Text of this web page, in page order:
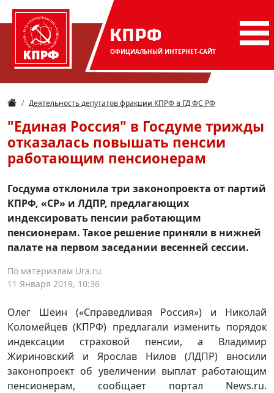
КПРФ
ОФИЦИАЛЬНЫЙ ИНТЕРНЕТ-САЙТ
Деятельность депутатов фракции КПРФ в ГД ФС РФ
"Единая Россия" в Госдуме трижды
отказалась повышать пенсии
работающим пенсионерам
Госдума отклонила три законопроекта от партий
КПРФ, «СР» и ЛДПР, предлагающих
индексировать пенсии работающим
пенсионерам. Такое решение приняли в нижней
палате на первом заседании весенней сессии.
По материалам Ura.ru
11 Января 2019, 10:36
Олег Шеин («Справедливая Россия») и Николай
Коломейцев (КПРФ) предлагали изменить порядок
индексации страховой пенсии, а Владимир
Жириновский и Ярослав Нилов (ЛДПР) вносили
законопроект об увеличении выплат работающим
пенсионерам, сообщает портал News.ru.